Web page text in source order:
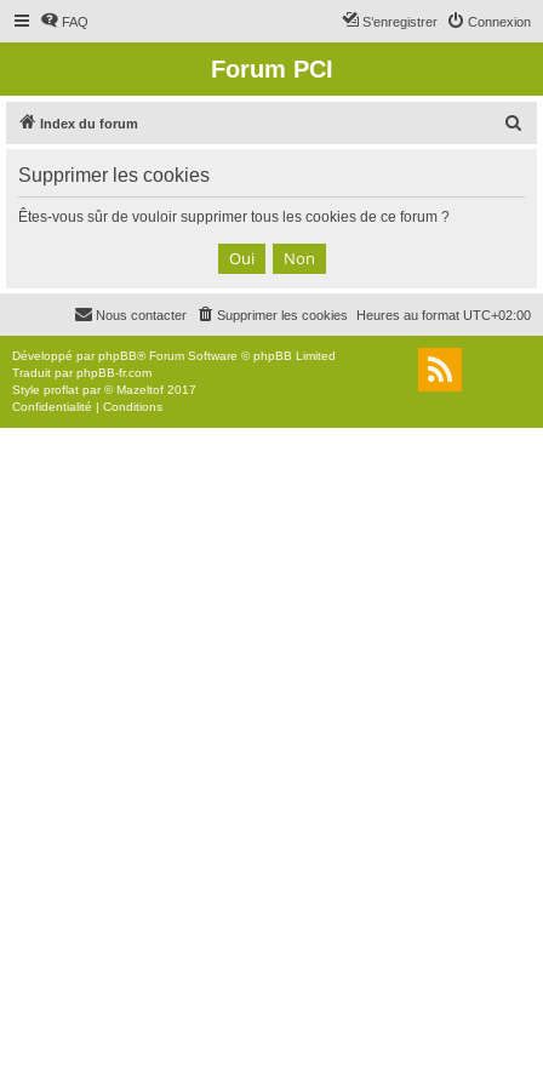
FAQ Connexion
S’enregistrer
Forum PCI
Index du forum
c
Supprimer les cookies
Êtes-vous sûr de vouloir supprimer tous les cookies de ce forum ?
Heures au format UTC+02:00
Supprimer les cookies
Nous contacter
Développé parphpBB® Forum Software © phpBB Limited
Traduit parphpBB-fr.com
Style proflat par ©Mazeltof 2017
Confidentialité | Conditions